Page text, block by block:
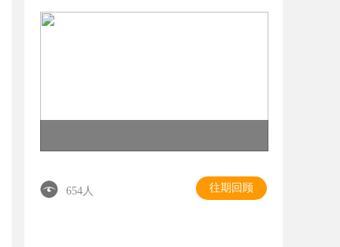
654人 往期回顾